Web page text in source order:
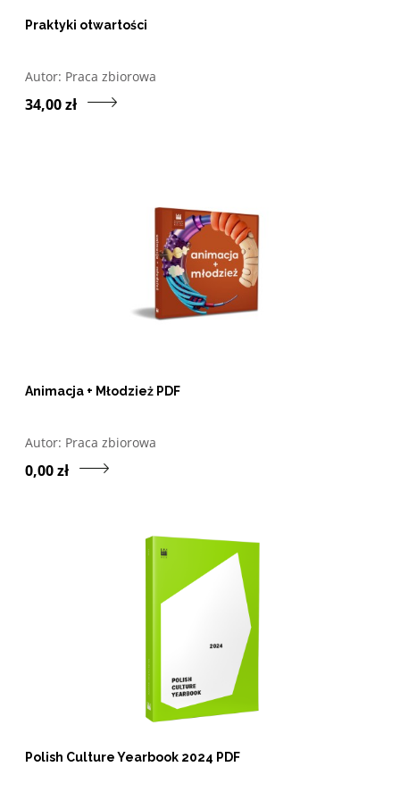
Praktyki otwartości
Autor: Otwórz w nowym oknie listę pozycji, których autorem
Praca zbiorowa
34,00 zł
Animacja + Młodzież PDF
Autor: Otwórz w nowym oknie listę pozycji, których autorem
Praca zbiorowa
0,00 zł
Polish Culture Yearbook 2024 PDF